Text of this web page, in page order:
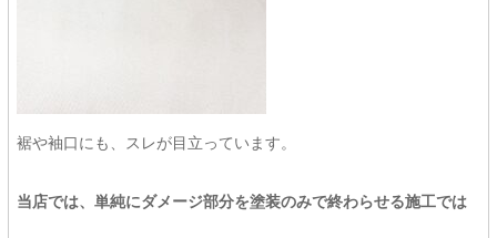
裾や袖口にも、スレが目立っています。
当店では、単純にダメージ部分を塗装のみで終わらせる施工では